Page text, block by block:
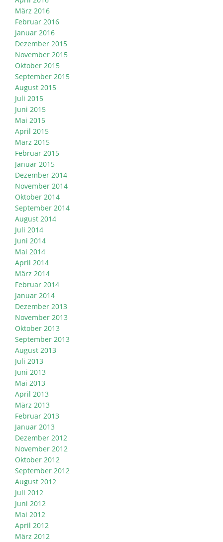
März 2016
Februar 2016
Januar 2016
Dezember 2015
November 2015
Oktober 2015
September 2015
August 2015
Juli 2015
Juni 2015
Mai 2015
April 2015
März 2015
Februar 2015
Januar 2015
Dezember 2014
November 2014
Oktober 2014
September 2014
August 2014
Juli 2014
Juni 2014
Mai 2014
April 2014
März 2014
Februar 2014
Januar 2014
Dezember 2013
November 2013
Oktober 2013
September 2013
August 2013
Juli 2013
Juni 2013
Mai 2013
April 2013
März 2013
Februar 2013
Januar 2013
Dezember 2012
November 2012
Oktober 2012
September 2012
August 2012
Juli 2012
Juni 2012
Mai 2012
April 2012
März 2012